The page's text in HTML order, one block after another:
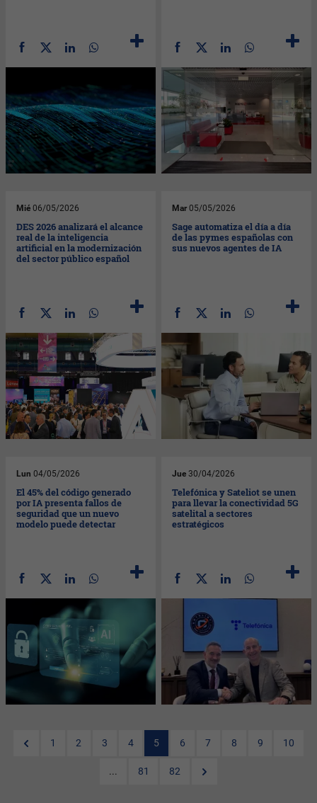
Mié 06/05/2026
DES 2026 analizará el alcance
real de la inteligencia
artificial en la modernización
del sector público español
Mar 05/05/2026
Sage automatiza el día a día
de las pymes españolas con
sus nuevos agentes de IA
Lun 04/05/2026
El 45% del código generado
por IA presenta fallos de
seguridad que un nuevo
modelo puede detectar
Jue 30/04/2026
Telefónica y Sateliot se unen
para llevar la conectividad 5G
satelital a sectores
estratégicos
1 2 3 4 5 6 7 8 9 10
... 81 82